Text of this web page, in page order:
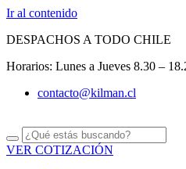
Ir al contenido
DESPACHOS A TODO CHILE
Horarios: Lunes a Jueves 8.30 –
contacto@kilman.cl
VER COTIZACIÓN